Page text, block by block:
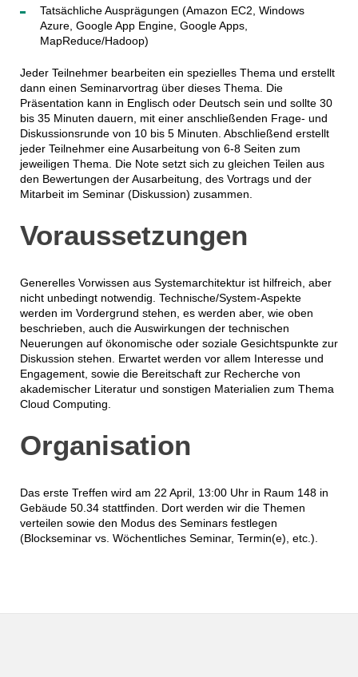
Tatsächliche Ausprägungen (Amazon EC2, Windows
Azure, Google App Engine, Google Apps,
MapReduce/Hadoop)
Jeder Teilnehmer bearbeiten ein spezielles Thema und erstellt
dann einen Seminarvortrag über dieses Thema. Die
Präsentation kann in Englisch oder Deutsch sein und sollte 30
bis 35 Minuten dauern, mit einer anschließenden Frage- und
Diskussionsrunde von 10 bis 5 Minuten. Abschließend erstellt
jeder Teilnehmer eine Ausarbeitung von 6-8 Seiten zum
jeweiligen Thema. Die Note setzt sich zu gleichen Teilen aus
den Bewertungen der Ausarbeitung, des Vortrags und der
Mitarbeit im Seminar (Diskussion) zusammen.
Voraussetzungen
Generelles Vorwissen aus Systemarchitektur ist hilfreich, aber
nicht unbedingt notwendig. Technische/System-Aspekte
werden im Vordergrund stehen, es werden aber, wie oben
beschrieben, auch die Auswirkungen der technischen
Neuerungen auf ökonomische oder soziale Gesichtspunkte zur
Diskussion stehen. Erwartet werden vor allem Interesse und
Engagement, sowie die Bereitschaft zur Recherche von
akademischer Literatur und sonstigen Materialien zum Thema
Cloud Computing.
Organisation
Das erste Treffen wird am 22 April, 13:00 Uhr in Raum 148 in
Gebäude 50.34 stattfinden. Dort werden wir die Themen
verteilen sowie den Modus des Seminars festlegen
(Blockseminar vs. Wöchentliches Seminar, Termin(e), etc.).